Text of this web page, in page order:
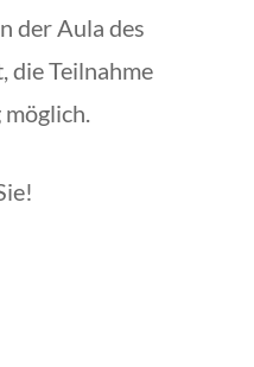
der Aula des
die Teilnahme